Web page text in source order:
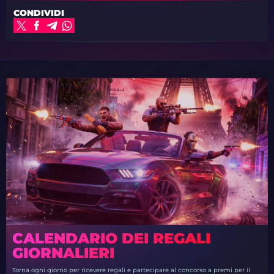
CONDIVIDI
CALENDARIO DEI REGALI
GIORNALIERI
Torna ogni giorno per ricevere regali e partecipare al concorso a premi per il